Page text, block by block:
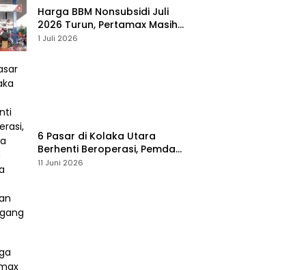
Harga BBM Nonsubsidi Juli
2026 Turun, Pertamax Masih
Bertahan Rp16.250 per Liter
1 Juli 2026
6 Pasar di Kolaka Utara
Berhenti Beroperasi, Pemda
Susun Skema Baru Pulihkan
11 Juni 2026